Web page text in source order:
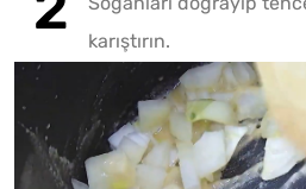
karıştırın.